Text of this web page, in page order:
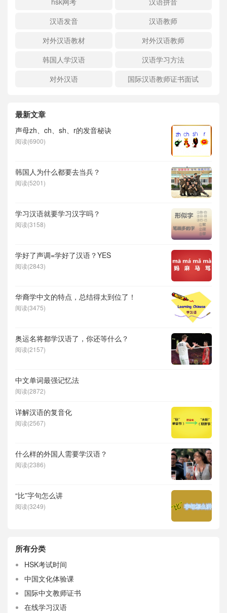
汉语发音
汉语教师
对外汉语教材
对外汉语教师
韩国人学汉语
汉语学习方法
对外汉语
国际汉语教师证书面试
最新文章
声母zh、ch、sh、r的发音秘诀
阅读(6900)
韩国人为什么都要去当兵？
阅读(5201)
学习汉语就要学习汉字吗？
阅读(3158)
学好了声调=学好了汉语？YES
阅读(2843)
华裔学中文的特点，总结得太到位了！
阅读(3475)
奥运名将都学汉语了，你还等什么？
阅读(2157)
中文单词最强记忆法
阅读(2872)
详解汉语的复音化
阅读(2567)
什么样的外国人需要学汉语？
阅读(2386)
“比”字句怎么讲
阅读(3249)
所有分类
HSK考试时间
中国文化体验课
国际中文教师证书
在线学习汉语